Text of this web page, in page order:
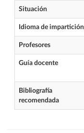
Situación
Idioma de impartición
Profesores
Guía docente
Bibliografía
recomendada